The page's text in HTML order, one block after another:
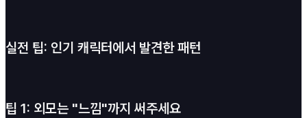
실전 팁: 인기 캐릭터에서 발견한 패턴
팁 1: 외모는 "느낌"까지 써주세요